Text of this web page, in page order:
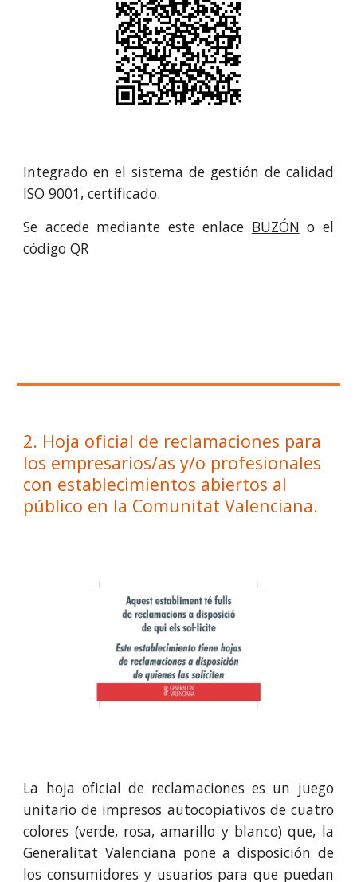
Integrado en el sistema de gestión de calidad
ISO 9001, certificado.
Se accede mediante este enlace BUZÓN o el
código QR
2. Hoja oficial de reclamaciones para
los empresarios/as y/o profesionales
con establecimientos abiertos al
público en la Comunitat Valenciana.
La hoja oficial de reclamaciones es un juego
unitario de impresos autocopiativos de cuatro
colores (verde, rosa, amarillo y blanco) que, la
Generalitat Valenciana pone a disposición de
los consumidores y usuarios para que puedan